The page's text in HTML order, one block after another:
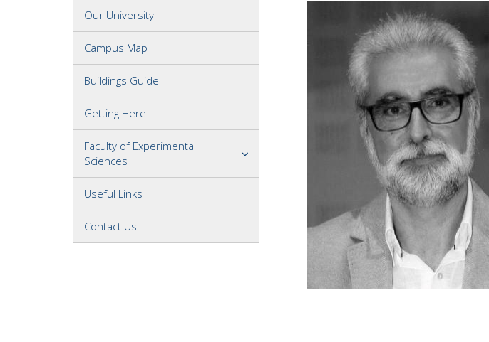
Our University
Campus Map
Buildings Guide
Getting Here
Faculty of Experimental
Sciences
Useful Links
Contact Us